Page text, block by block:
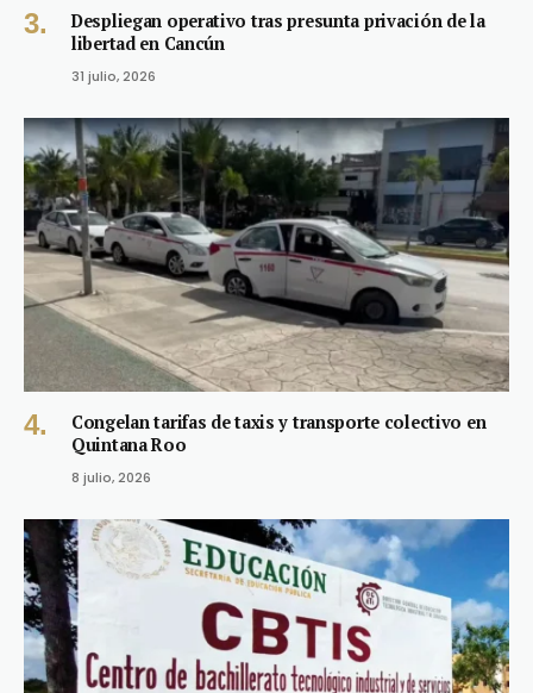
Despliegan operativo tras presunta privación de la
libertad en Cancún
31 julio, 2026
Congelan tarifas de taxis y transporte colectivo en
Quintana Roo
8 julio, 2026